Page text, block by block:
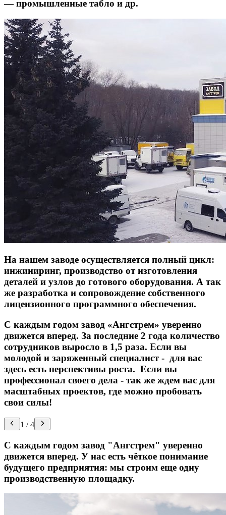
— промышленные табло и др.
На нашем заводе осуществляется полный цикл:
инжиниринг, производство от изготовления
деталей и узлов до готового оборудования. А так
же разработка и сопровождение собственного
лицензионного программного обеспечения.
С каждым годом завод «Ангстрем» уверенно
движется вперед. За последние 2 года количество
сотрудников выросло в 1,5 раза. Если вы
молодой и заряженный специалист - для вас
здесь есть перспективы роста. Если вы
профессионал своего дела - так же ждем вас для
масштабных проектов, где можно пробовать
свои силы!
1 /4
С каждым годом завод "Ангстрем" уверенно
движется вперед. У нас есть чёткое понимание
будущего предприятия: мы строим еще одну
производственную площадку.